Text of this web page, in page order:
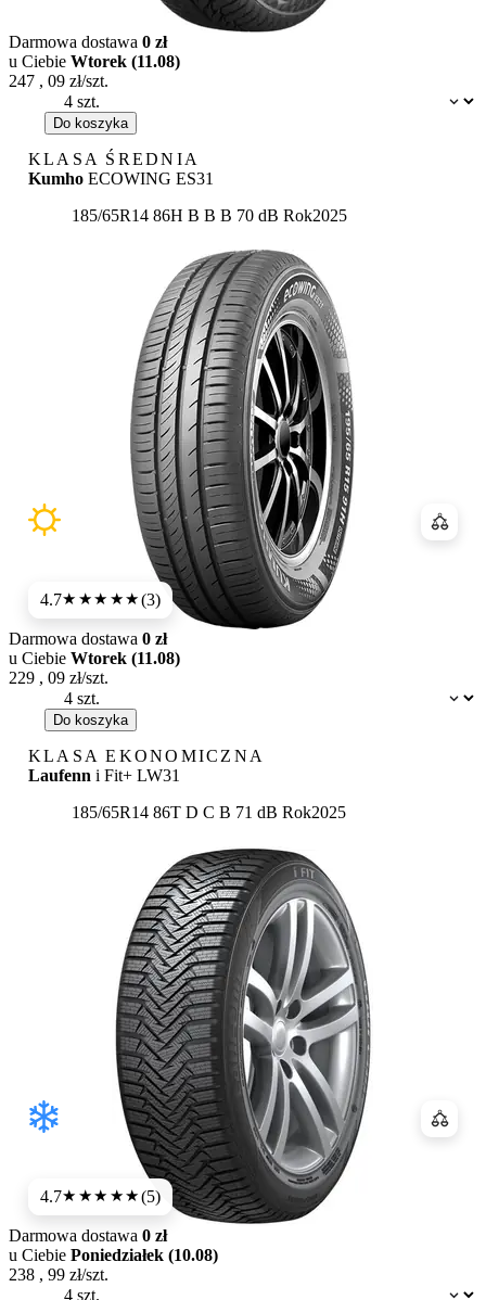
Dostępność:
Darmowa dostawa 0 zł
u Ciebie Wtorek (11.08)
247 , 09 zł/szt.
Do koszyka
KLASA ŚREDNIA
Kumho ECOWING ES31
185/65R14 86H Etykieta:
B B B 70 dB Rok2025
4.7★★★★★(3)
Dostępność:
Darmowa dostawa 0 zł
u Ciebie Wtorek (11.08)
229 , 09 zł/szt.
Do koszyka
KLASA EKONOMICZNA
Laufenn i Fit+ LW31
185/65R14 86T Etykieta:
D C B 71 dB Rok2025
4.7★★★★★(5)
Dostępność:
Darmowa dostawa 0 zł
u Ciebie Poniedziałek (10.08)
238 , 99 zł/szt.